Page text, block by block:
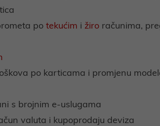
po tekućim i žiro računima,
po karticama i promjenu
s brojnim e-uslugama
valuta i kupoprodaju deviza